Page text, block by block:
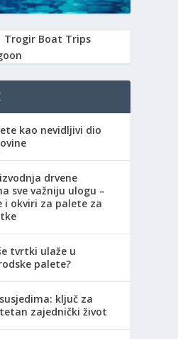
Trogir Boat Trips
kao nevidljivi dio
drvene
sve važniju ulogu –
i okviri za palete za
tvrtki ulaže u
palete?
ključ za
zajednički život